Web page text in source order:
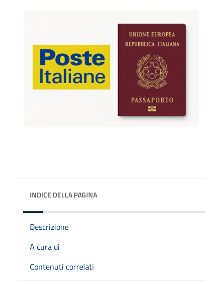
INDICE DELLA PAGINA
Descrizione
A cura di
Contenuti correlati